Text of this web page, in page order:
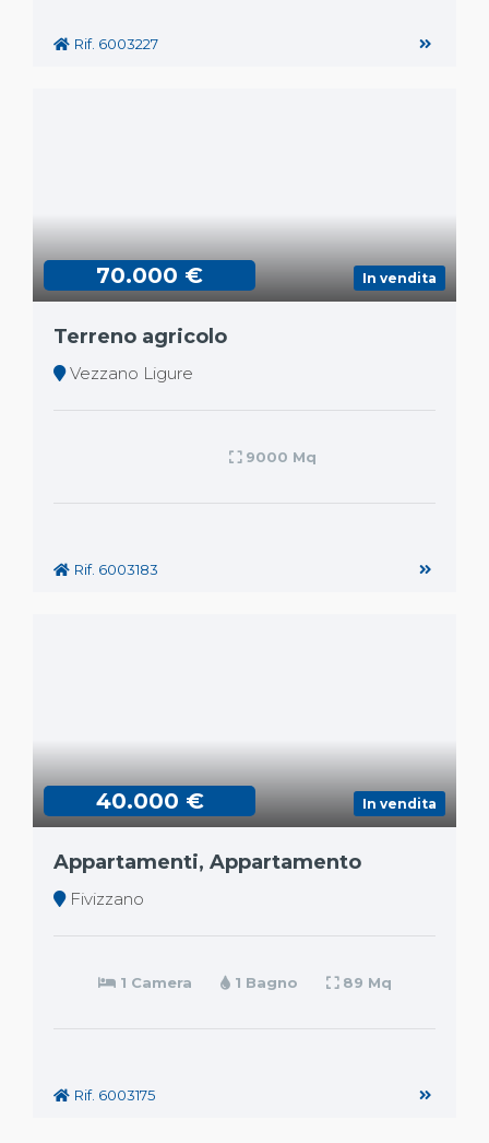
Rif. 6003227
In vendita
70.000 €
Terreno agricolo
Vezzano Ligure
9000 Mq
Rif. 6003183
In vendita
40.000 €
Appartamenti, Appartamento
Fivizzano
1 Camera 1 Bagno 89 Mq
Rif. 6003175